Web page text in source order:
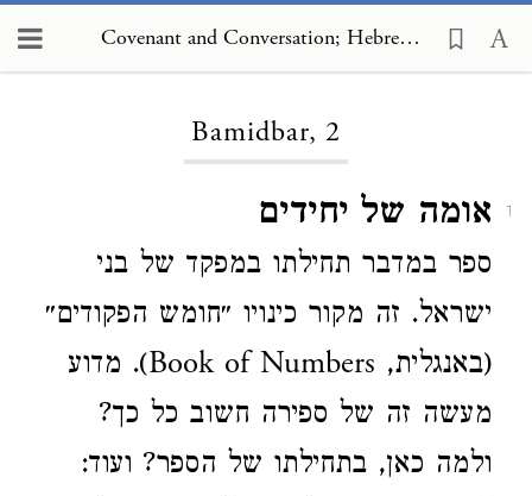
Covenant and Conversation; Hebrew Edition, Bamidbar, 2
Bamidbar, 2
1 אומה של יחידים
ספר במדבר תחילתו במפקד של בני
ישראל. זה מקור כינויו ״חומש הפקודים״
(באנגלית, Book of Numbers). מדוע
מעשה זה של ספירה חשוב כל כך?
ולמה כאן, בתחילתו של הספר? ועוד: